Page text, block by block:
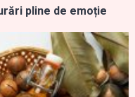
pline de emoție